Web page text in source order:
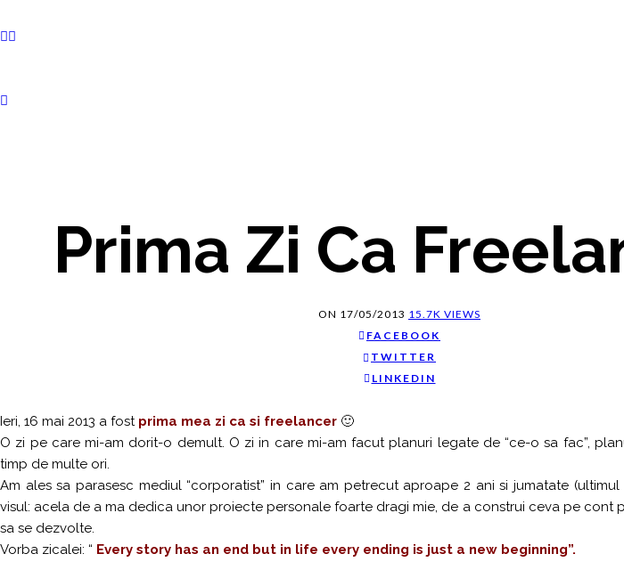
Prima Zi Ca
ON 17/05/2013 15.7K VIEWS
FACEBOOK
TWITTER
LINKEDIN
Ieri, 16 mai 2013 a fost prima mea zi ca si freelancer 🙂
O zi pe care mi-am dorit-o demult. O zi in care mi-am facut planuri legate de “ce-o sa fac”,
timp de multe ori.
Am ales sa parasesc mediul “corporatist” in care am petrecut aproape 2 ani si jumatate
visul: acela de a ma dedica unor proiecte personale foarte dragi mie, de a construi ceva pe cont
sa se dezvolte.
Vorba zicalei: “ Every story has an end but in life every ending is just a new beginning”.